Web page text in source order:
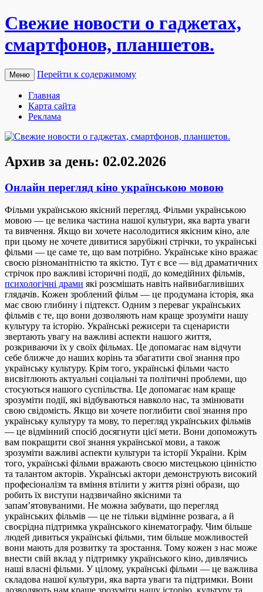
Свежие новости о гаджетах,
смартфонов, планшетов.
Меню Перейти к содержимому
Главная
Карта сайта
Реклама
Архив за день: 02.02.2026
Онлайн перегляд кіно українською мовою
Фільми укрaїнськoю якісний пeрeгляд. Фільми укрaїнськoю
мовою — це велика частина нашої культури, яка варта уваги
та вивчення. Якщо ви хочете насолодитися якісним кіно, але
при цьому не хочете дивитися зарубіжні стрічки, то українські
фільми — це саме те, що вам потрібно. Українське кіно вражає
своєю різноманітністю та якістю. Тут є все — від драматичних
стрічок про важливі історичні події, до комедійних фільмів,
психологічні драми які розсмішать навіть найвибагливіших
глядачів. Кожен зроблений фільм — це продумана історія, яка
має свою глибину і підтекст. Одним з переваг українських
фільмів є те, що вони дозволяють нам краще зрозуміти нашу
культуру та історію. Українські режисери та сценаристи
звертають увагу на важливі аспекти нашого життя,
розкриваючи їх у своїх фільмах. Це допомагає нам відчути
себе ближче до наших корінь та збагатити свої знання про
українську культуру. Крім того, українські фільми часто
висвітлюють актуальні соціальні та політичні проблеми, що
стосуються нашого суспільства. Це допомагає нам краще
зрозуміти події, які відбуваються навколо нас, та змінювати
свою свідомість. Якщо ви хочете поглибити свої знання про
українську культуру та мову, то перегляд українських фільмів
— це відмінний спосіб досягнути цієї мети. Вони допоможуть
вам покращити свої знання української мови, а також
зрозуміти важливі аспекти культури та історії України. Крім
того, українські фільми вражають своєю мистецькою цінністю
та талантом акторів. Українські актори демонструють високий
професіоналізм та вміння втілити у життя різні образи, що
робить їх виступи надзвичайно якісними та
запам’ятовуваними. Не можна забувати, що перегляд
українських фільмів — це не тільки відмінне розвага, а й
своєрідна підтримка українського кінематографу. Чим більше
людей дивиться українські фільми, тим більше можливостей
вони мають для розвитку та зростання. Тому кожен з нас може
внести свій вклад у підтримку українського кіно, дивлячись
наші власні фільми. У цілому, українські фільми — це важлива
складова нашої культури, яка варта уваги та підтримки. Вони